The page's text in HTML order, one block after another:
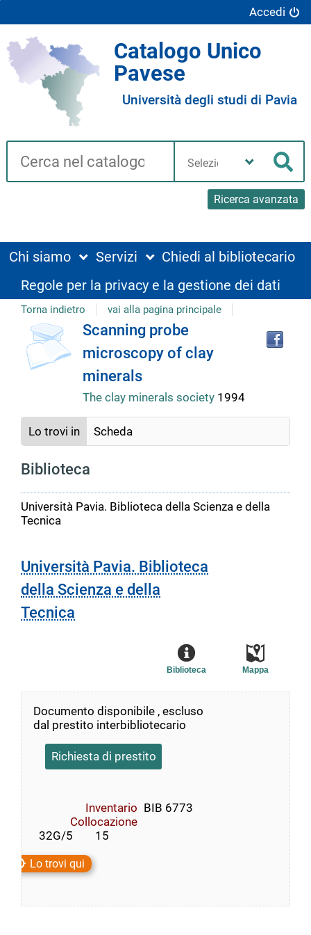
Accedi
Catalogo Unico
Pavese
Università degli studi di Pavia
Cerca su "Catalogo"
Ricerca avanzata
biblioteca
Chi siamo Servizi
Chiedi al bibliotecario
Regole per la privacy e la gestione dei dati
Torna indietro vai alla pagina principale
Dettaglio
del
documento
Scanning probe
microscopy of clay
minerals
The clay minerals society 1994
Lo trovi in Scheda
Biblioteca
Università Pavia. Biblioteca della Scienza e della
Tecnica
Università Pavia. Biblioteca
della Scienza e della
Tecnica
Mappa
Biblioteca
Documento disponibile , escluso
dal prestito interbibliotecario
Richiesta di prestito
Inventario BIB 6773
Collocazione
  32G/5        15
Lo trovi qui